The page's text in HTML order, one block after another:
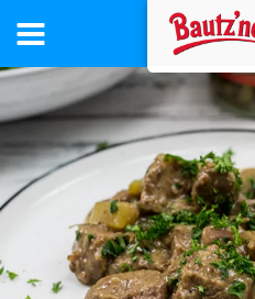
AKTUELLES
BAUTZNER